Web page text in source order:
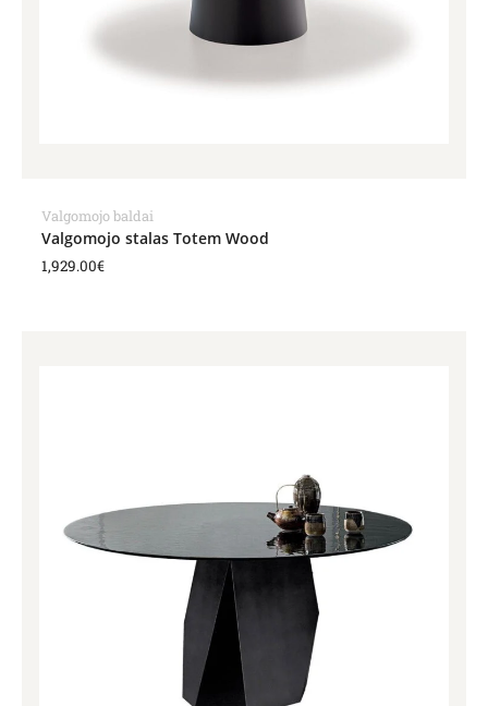
Valgomojo baldai
Valgomojo stalas Totem Wood
1,929.00€